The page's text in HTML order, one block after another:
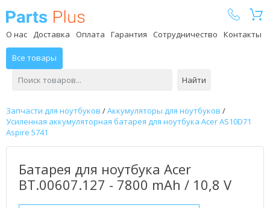
О нас Доставка Оплата Гарантия Сотрудничество Контакты
Все товары
Найти
Запчасти для ноутбуков /Аккумуляторы для ноутбуков /
Усиленная аккумуляторная батарея для ноутбука Acer AS10D71
Aspire 5741
Батарея для ноутбука Acer
BT.00607.127 - 7800 mAh / 10,8 V